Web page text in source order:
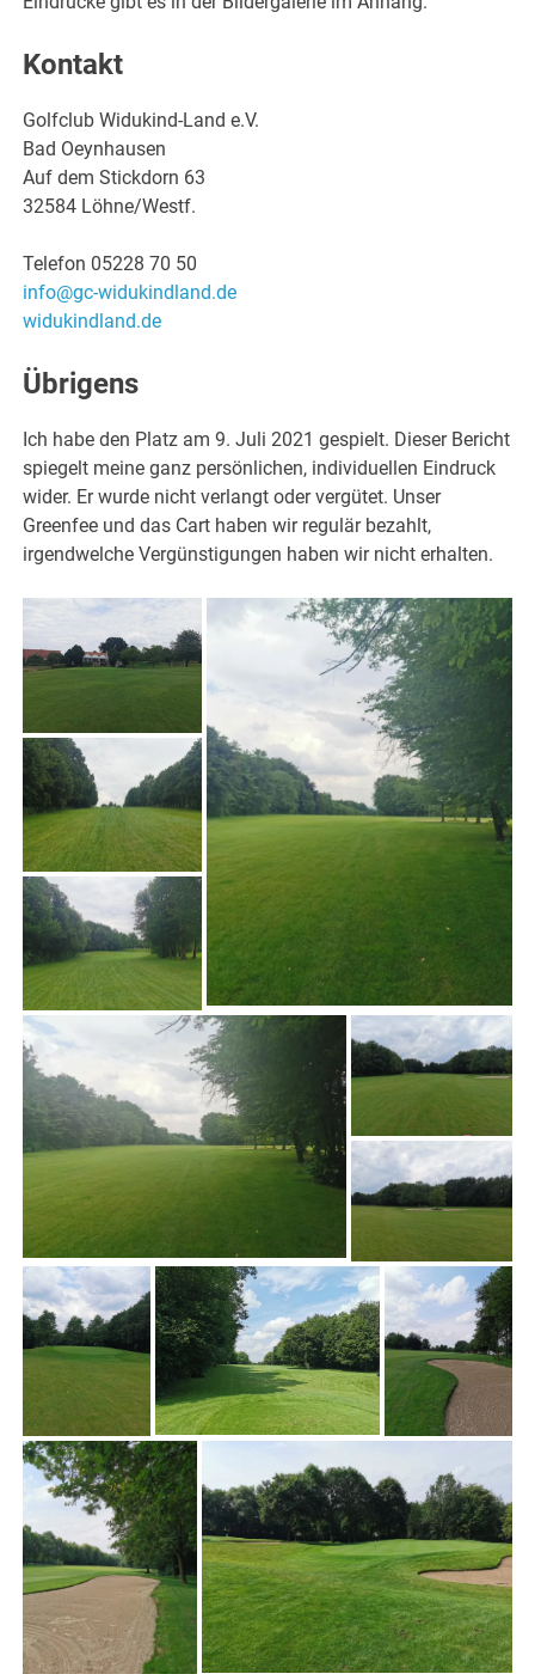
Kontakt
Golfclub Widukind-Land e.V.
Bad Oeynhausen
Auf dem Stickdorn 63
32584 Löhne/Westf.
Telefon 05228 70 50
info@gc-widukindland.de
widukindland.de
Übrigens
Ich habe den Platz am 9. Juli 2021 gespielt. Dieser Bericht
spiegelt meine ganz persönlichen, individuellen Eindruck
wider. Er wurde nicht verlangt oder vergütet. Unser
Greenfee und das Cart haben wir regulär bezahlt,
irgendwelche Vergünstigungen haben wir nicht erhalten.